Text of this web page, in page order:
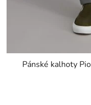
Pánské kalhoty